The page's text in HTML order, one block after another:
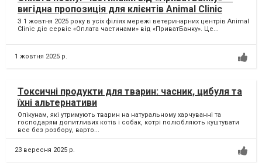
вигідна пропозиція для клієнтів Animal Clinic
З 1 жовтня 2025 року в усіх філіях мережі ветеринарних центрів Animal
Clinic діє сервіс «Оплата частинами» від «ПриватБанку». Це...
1 жовтня 2025 р.
Токсичні продукти для тварин: часник, цибуля та
їхні альтернативи
Опікунам, які утримують тварин на натуральному харчуванні та
господарям допитливих котів і собак, котрі полюбляють куштувати
все без розбору, варто...
23 вересня 2025 р.